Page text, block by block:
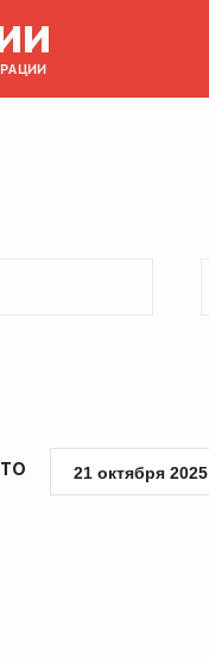
21 октября 2025